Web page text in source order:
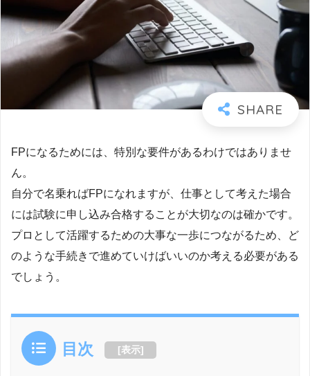
FPになるためには、特別な要件があるわけではありませ
ん。
自分で名乗ればFPになれますが、仕事として考えた場合
には試験に申し込み合格することが大切なのは確かです。
プロとして活躍するための大事な一歩につながるため、ど
のような手続きで進めていけばいいのか考える必要がある
でしょう。
目次 [表示]